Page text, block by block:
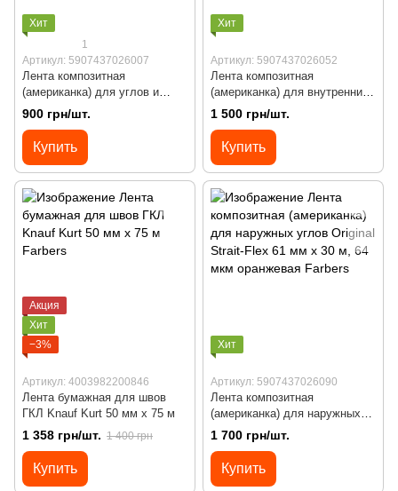
Хит
1
Артикул: 5907437026007
Лента композитная
(американка) для углов и
швов Strait-Flex Tuff-Tape 57
мм x 30 м, 41 мкм красная
900 грн/шт.
Купить
Хит
Артикул: 5907437026052
Лента композитная
(американка) для внутренних
углов Medium Strait-Flex 57
мм x 30 м, 54 мкм зеленая
1 500 грн/шт.
Купить
Акция
Хит
−3%
Артикул: 4003982200846
Лента бумажная для швов
ГКЛ Knauf Kurt 50 мм х 75 м
1 358 грн/шт. 1 400 грн
Купить
Хит
Артикул: 5907437026090
Лента композитная
(американка) для наружных
углов Original Strait-Flex 61 мм
x 30 м, 64 мкм оранжевая
1 700 грн/шт.
Купить